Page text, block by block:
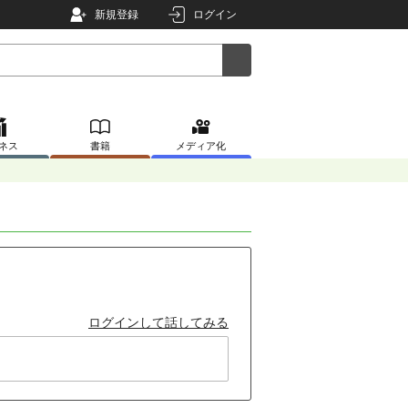
新規登録 ログイン
ス 書籍 メディア化
ログインして話してみる